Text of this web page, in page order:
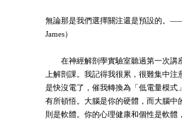
無論那是我們選擇關注還是預設的。
James）
在神經解剖學實驗室聽過第一次講
上解剖課。我記得我很累，很難集中注
是快沒電了，催我轉換為「低電量模式
有所頓悟。大腦是你的硬體，而大腦中
則是軟體。你的心理健康和個性是軟體